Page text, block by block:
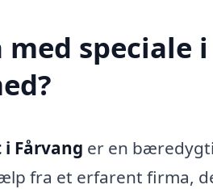
speciale
Fårvang er en
fra et erfarent firma,